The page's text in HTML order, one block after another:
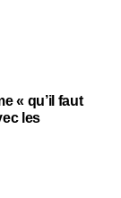
« qu’il faut
les